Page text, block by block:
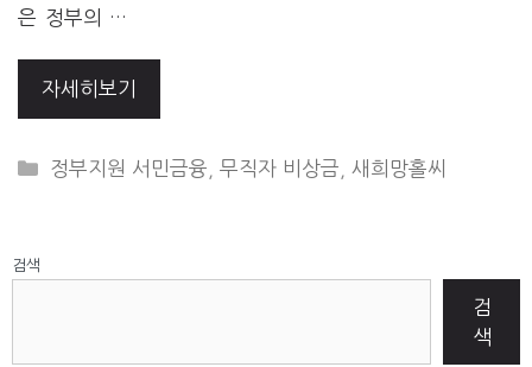
은 정부의 …
자세히보기
CATEGORIES
정부지원 서민금융 ,무직자 비상금 ,새희망홀씨
검색
검
색